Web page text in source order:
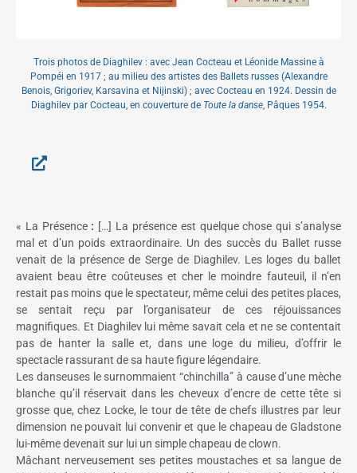
Trois photos de Diaghilev : avec Jean Cocteau et Léonide Massine à
Pompéi en 1917 ; au milieu des artistes des Ballets russes (Alexandre
Benois, Grigoriev, Karsavina et Nijinski) ; avec Cocteau en 1924. Dessin de
Diaghilev par Cocteau, en couverture de Toute la danse, Pâques 1954.
« La Présence : […] La présence est quelque chose qui s’analyse
mal et d’un poids extraordinaire. Un des succès du Ballet russe
venait de la présence de Serge de Diaghilev. Les loges du ballet
avaient beau être coûteuses et cher le moindre fauteuil, il n’en
restait pas moins que le spectateur, même celui des petites places,
se sentait reçu par l’organisateur de ces réjouissances
magnifiques. Et Diaghilev lui même savait cela et ne se contentait
pas de hanter la salle et, dans une loge du milieu, d’offrir le
spectacle rassurant de sa haute figure légendaire.
Les danseuses le surnommaient “chinchilla” à cause d’une mèche
blanche qu’il réservait dans les cheveux d’encre de cette tête si
grosse que, chez Locke, le tour de tête de chefs illustres par leur
dimension ne pouvait lui convenir et que le chapeau de Gladstone
lui-même devenait sur lui un simple chapeau de clown.
Mâchant nerveusement ses petites moustaches et sa langue de